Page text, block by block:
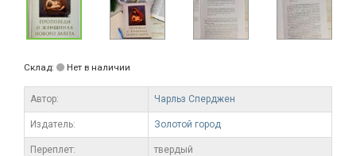
Склад: Нет в наличии
Автор: Чарльз Сперджен
Издатель: Золотой город
Переплет: твердый